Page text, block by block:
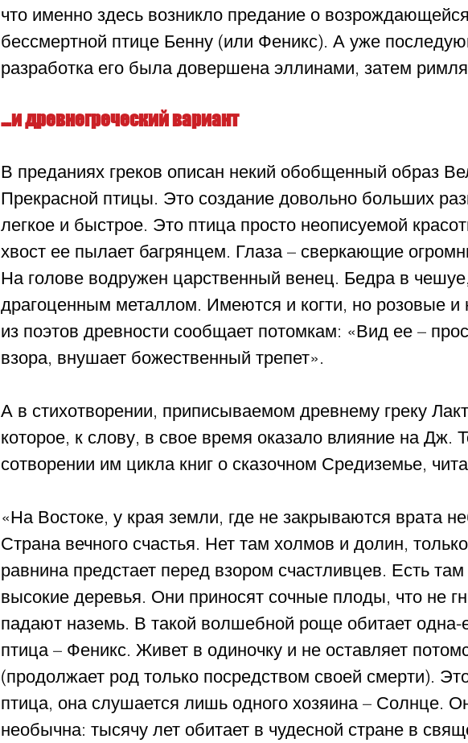
что именно здесь возникло предание о
бессмертной птице Бенну (или Феникс). А уже
разработка его была довершена эллинами, затем
…и древнегреческий вариант
В преданиях греков описан некий обобщенный образ
Прекрасной птицы. Это создание довольно больших
легкое и быстрое. Это птица просто неописуемой
хвост ее пылает багрянцем. Глаза – сверкающие
На голове водружен царственный венец. Бедра в
драгоценным металлом. Имеются и когти, но розовые
из поэтов древности сообщает потомкам: «Вид ее –
взора, внушает божественный трепет».
А в стихотворении, приписываемом древнему греку
которое, к слову, в свое время оказало влияние на Дж.
сотворении им цикла книг о сказочном Средиземье,
«На Востоке, у края земли, где не закрываются врата
Страна вечного счастья. Нет там холмов и долин,
равнина предстает перед взором счастливцев. Есть
высокие деревья. Они приносят сочные плоды, что не
падают наземь. В такой волшебной роще обитает одна-
птица – Феникс. Живет в одиночку и не оставляет
(продолжает род только посредством своей смерти).
птица, она слушается лишь одного хозяина – Солнце.
необычна: тысячу лет обитает в чудесной стране в